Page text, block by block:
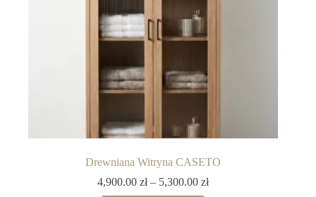
Drewniana Witryna CASETO
4,900.00zł – 5,300.00zł